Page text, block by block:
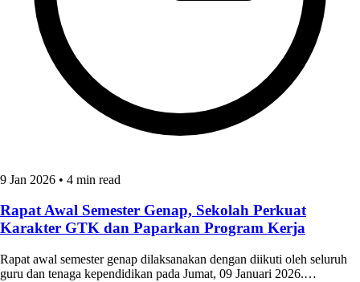
9 Jan 2026 • 4 min read
Rapat Awal Semester Genap, Sekolah Perkuat
Karakter GTK dan Paparkan Program Kerja
Rapat awal semester genap dilaksanakan dengan diikuti oleh seluruh
guru dan tenaga kependidikan pada Jumat, 09 Januari 2026.…